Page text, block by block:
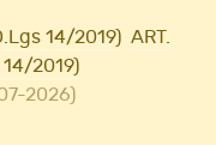
14/2019) ART.
14/2019)
2026)